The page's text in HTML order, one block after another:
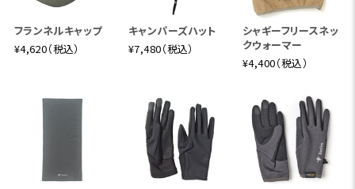
フランネルキャップ
¥4,620（税込）
キャンパーズハット
¥7,480（税込）
シャギーフリースネッ
クウォーマー
¥4,400（税込）